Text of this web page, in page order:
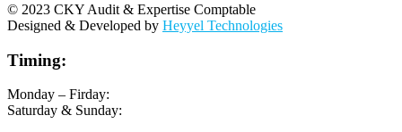
© 2023 CKY Audit & Expertise Comptable
Designed & Developed by Heyyel Technologies
Timing:
Monday – Firday:
Saturday & Sunday: